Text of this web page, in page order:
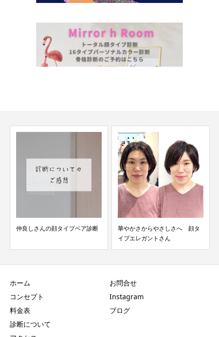
仲良しさんの顔タイプペア診断
華やかさからやさしさへ 顔タ
イプエレガントさん
ホーム
コンセプト
料金表
診断について
お問合せ
Instagram
ブログ